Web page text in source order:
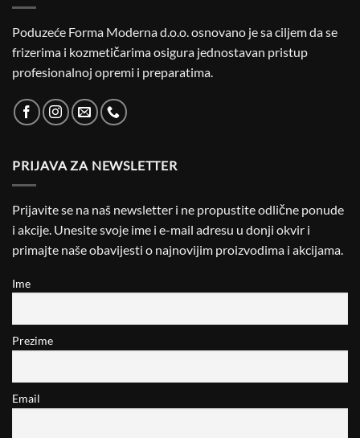
Poduzeće Forma Moderna d.o.o. osnovano je sa ciljem da se
frizerima i kozmetičarima osigura jednostavan pristup
profesionalnoj opremi i preparatima.
PRIJAVA ZA NEWSLETTER
Prijavite se na naš newsletter i ne propustite odlične ponude
i akcije. Unesite svoje ime i e-mail adresu u donji okvir i
primajte naše obavijesti o najnovijim proizvodima i akcijama.
Ime
Prezime
Email